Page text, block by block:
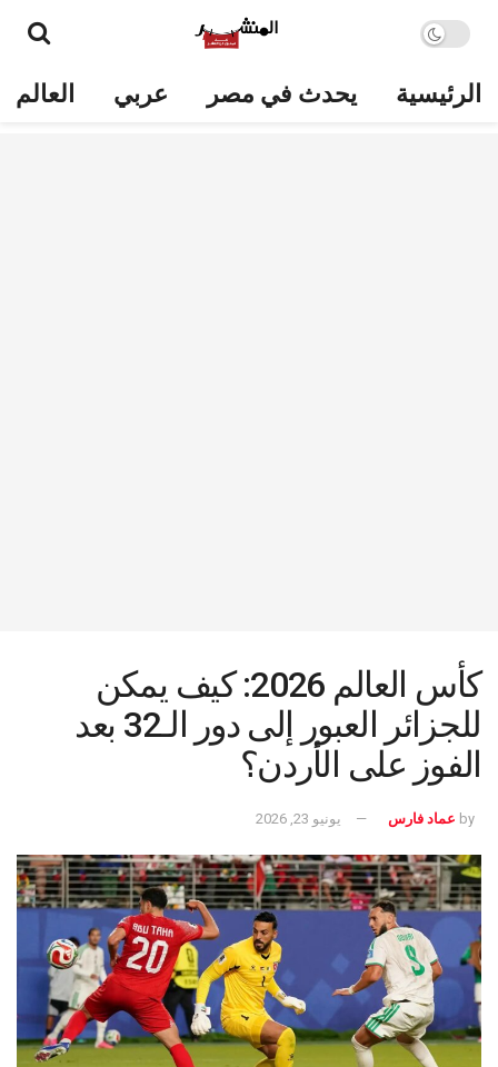
الرئيسية يحدث في مصر عربي العالم
كأس العالم 2026: كيف يمكن
للجزائر العبور إلى دور الـ32 بعد
الفوز على الأردن؟
by عماد فارس يونيو 23, 2026